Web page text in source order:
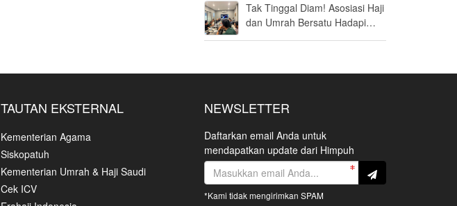
Tak Tinggal Diam! Asosiasi Haji
dan Umrah Bersatu Hadapi
TAUTAN EKSTERNAL
Kementerian Agama
Siskopatuh
Kementerian Umrah & Haji Saudi
Cek ICV
NEWSLETTER
Daftarkan email Anda untuk
mendapatkan update dari Himpuh
*Kami tidak mengirimkan SPAM